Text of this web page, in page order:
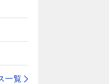
一覧